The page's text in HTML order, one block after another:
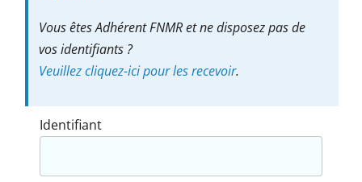
Vous êtes Adhérent FNMR et ne disposez pas de
vos identifiants ?
Veuillez cliquez-ici pour les recevoir.
Identifiant